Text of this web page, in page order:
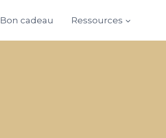
Bon cadeau Ressources